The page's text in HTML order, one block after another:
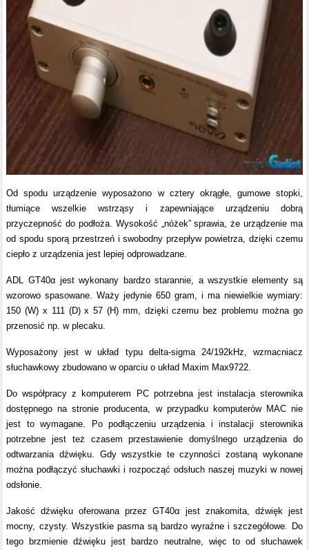
Od spodu urządzenie wyposażono w cztery okrągłe, gumowe stopki,
tłumiące wszelkie wstrząsy i zapewniające urządzeniu dobrą
przyczepność do podłoża. Wysokość „nóżek” sprawia, że urządzenie ma
od spodu sporą przestrzeń i swobodny przepływ powietrza, dzięki czemu
ciepło z urządzenia jest lepiej odprowadzane.
ADL GT40α jest wykonany bardzo starannie, a wszystkie elementy są
wzorowo spasowane. Waży jedynie 650 gram, i ma niewielkie wymiary:
150 (W) x 111 (D) x 57 (H) mm, dzięki czemu bez problemu można go
przenosić np. w plecaku.
Wyposażony jest w układ typu delta-sigma 24/192kHz, wzmacniacz
słuchawkowy zbudowano w oparciu o układ Maxim Max9722.
Do współpracy z komputerem PC potrzebna jest instalacja sterownika
dostępnego na stronie producenta, w przypadku komputerów MAC nie
jest to wymagane. Po podłączeniu urządzenia i instalacji sterownika
potrzebne jest też czasem przestawienie domyślnego urządzenia do
odtwarzania dźwięku. Gdy wszystkie te czynności zostaną wykonane
można podłączyć słuchawki i rozpocząć odsłuch naszej muzyki w nowej
odsłonie.
Jakość dźwięku oferowana przez GT40α jest znakomita, dźwięk jest
mocny, czysty. Wszystkie pasma są bardzo wyraźne i szczegółowe. Do
tego brzmienie dźwięku jest bardzo neutralne, więc to od słuchawek